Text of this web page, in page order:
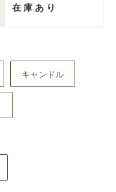
在 庫 あ り
キャンドル